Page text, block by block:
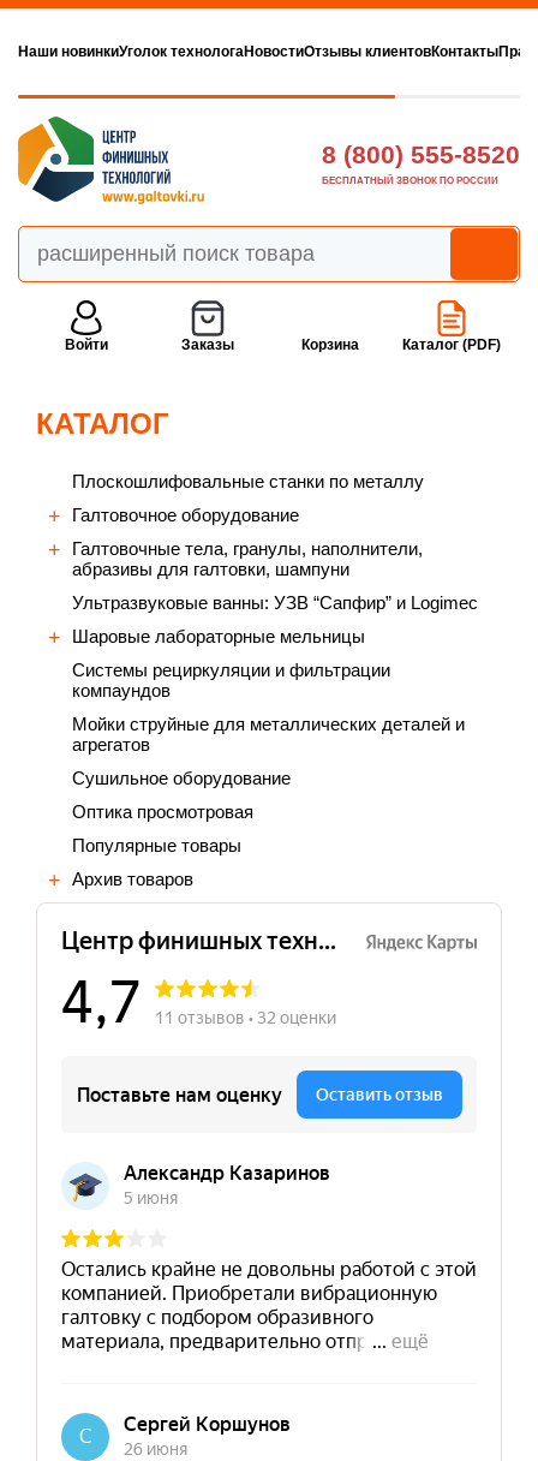
Наши новинкиУголок технологаНовостиОтзывы клиентовКонтакты
8 (800) 555-8520
БЕСПЛАТНЫЙ ЗВОНОК ПО РОССИИ
Войти Заказы Корзина Каталог (PDF)
КАТАЛОГ
Плоскошлифовальные станки по металлу
Галтовочное оборудование
Галтовочные тела, гранулы, наполнители,
абразивы для галтовки, шампуни
Ультразвуковые ванны: УЗВ “Сапфир” и Logimec
Шаровые лабораторные мельницы
Cистемы рециркуляции и фильтрации
компаундов
Мойки струйные для металлических деталей и
агрегатов
Сушильное оборудование
Оптика просмотровая
Популярные товары
Архив товаров